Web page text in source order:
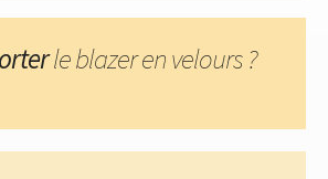
le blazer en velours ?